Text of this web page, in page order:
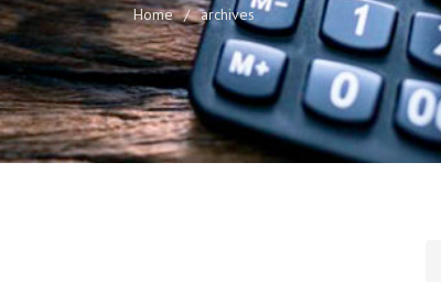
Home / archives